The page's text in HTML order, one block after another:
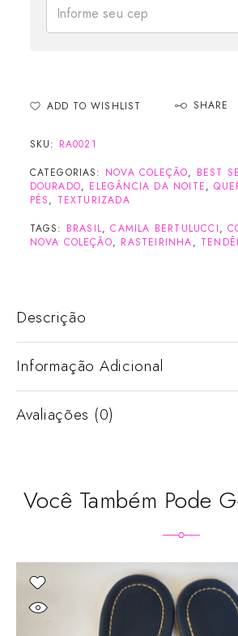
ADD TO WISHLIST SHARE
SKU: RA0021
CATEGORIAS: NOVA COLEÇÃO, BEST
DOURADO, ELEGÂNCIA DA NOITE,
PÉS, TEXTURIZADA
TAGS: BRASIL,CAMILA BERTULUCCI,
NOVA COLEÇÃO, RASTEIRINHA,
Descrição
Informação Adicional
Avaliações (0)
Você Também Pode